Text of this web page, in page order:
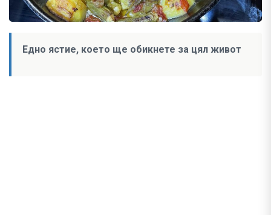
Едно ястие, което ще обикнете за цял живот